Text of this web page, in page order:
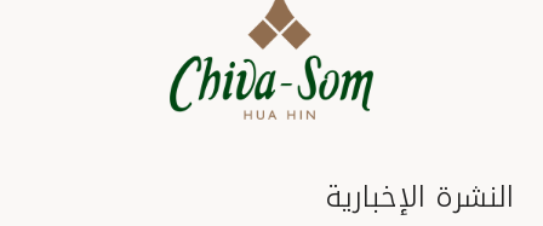
النشرة الإخبارية